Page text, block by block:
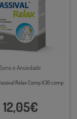
Sono e Ansiedade
Relax Comp X30 comp
12,05€